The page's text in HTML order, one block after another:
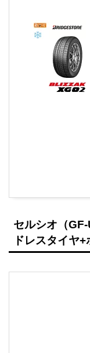
セルシオ（
ドレスタイヤ